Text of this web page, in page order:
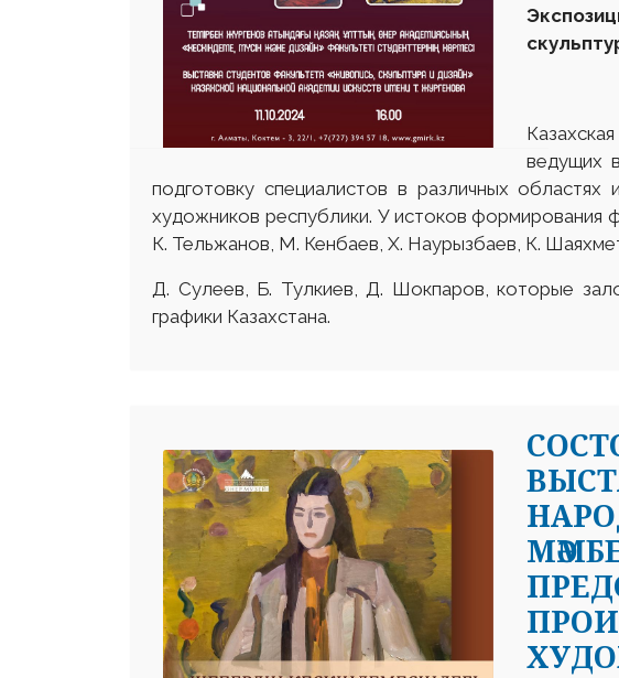
ведущих
подготовку специалистов в различных
художников республики. У истоков формирования
К. Тельжанов, М. Кенбаев, Х. Наурызбаев, К.
Д. Сулеев, Б. Тулкиев, Д. Шокпаров, которые
графики Казахстана.